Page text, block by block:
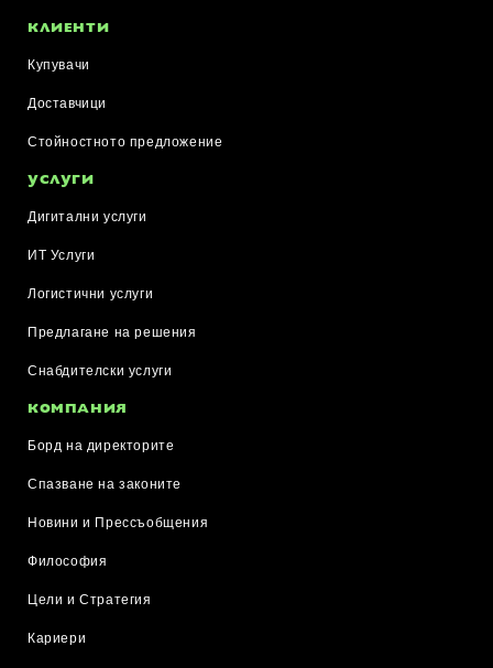
КЛИЕНТИ
Купувачи
Доставчици
Стойностното предложение
УСЛУГИ
Дигитални услуги
ИТ Услуги
Логистични услуги
Предлагане на решения
Снабдителски услуги
КОМПАНИЯ
Борд на директорите
Спазване на законите
Новини и Прессъобщения
Философия
Цели и Стратегия
Кариери